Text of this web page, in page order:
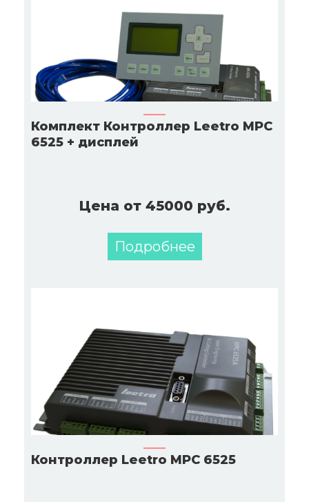
Комплект Контроллер Leetro MPC
6525 + дисплей
Цена от 45000 руб.
Подробнее
Контроллер Leetro MPC 6525